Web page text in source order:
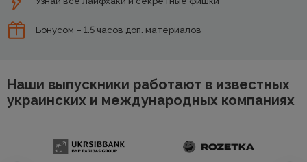
Бонусом – 1.5 часов доп. материалов
Наши выпускники работают в известных
украинских и международных компаниях